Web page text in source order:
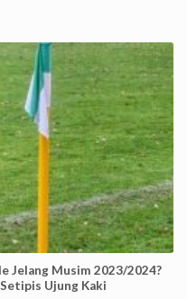
Jelang Musim 2023/2024?
Ujung Kaki